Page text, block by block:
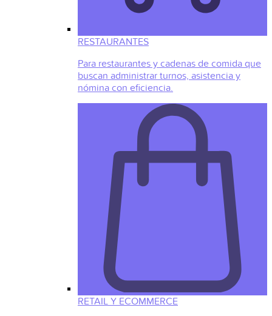
RESTAURANTES
Para restaurantes y cadenas de comida que
buscan administrar turnos, asistencia y
nómina con eficiencia.
RETAIL Y ECOMMERCE